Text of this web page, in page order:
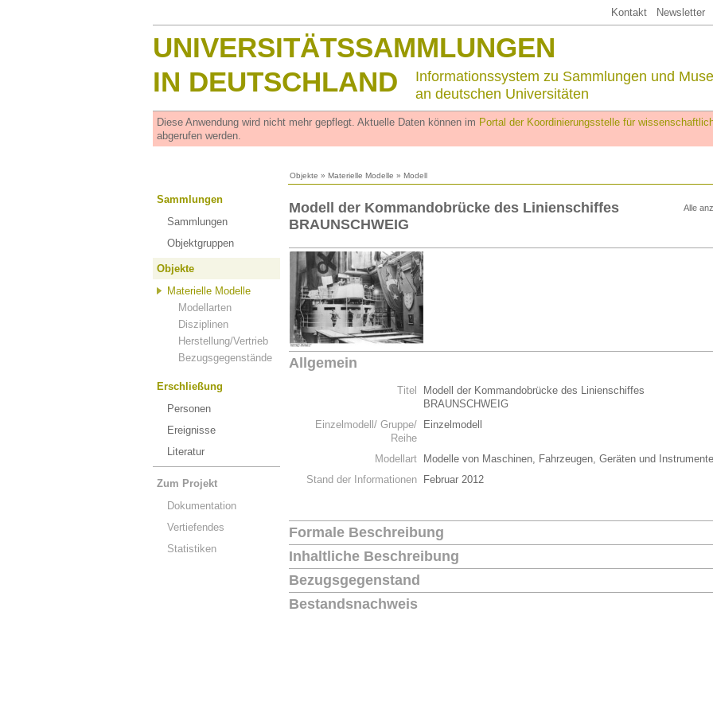
Kontakt Newsletter
UNIVERSITÄTSSAMMLUNGEN
IN DEUTSCHLAND
Informationssystem zu Sammlungen und
an deutschen Universitäten
Diese Anwendung wird nicht mehr gepflegt. Aktuelle Daten können im Portal der Koordinierungsstelle für
abgerufen werden.
Objekte » Materielle Modelle » Modell
Sammlungen
Sammlungen
Objektgruppen
Objekte
Materielle Modelle
Modellarten
Disziplinen
Herstellung/Vertrieb
Bezugsgegenstände
Erschließung
Personen
Ereignisse
Literatur
Zum Projekt
Dokumentation
Vertiefendes
Statistiken
Alle
Modell der Kommandobrücke des Linienschiffes
BRAUNSCHWEIG
Allgemein
Titel
Modell der Kommandobrücke des Linienschiffes
BRAUNSCHWEIG
Einzelmodell/ Gruppe/
Reihe
Einzelmodell
Modellart
Modelle von Maschinen, Fahrzeugen, Geräten und
Stand der Informationen
Februar 2012
Formale Beschreibung
Inhaltliche Beschreibung
Bezugsgegenstand
Bestandsnachweis